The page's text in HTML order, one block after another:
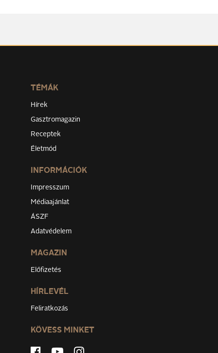
TÉMÁK
Hírek
Gasztromagazin
Receptek
Életmód
INFORMÁCIÓK
Impresszum
Médiaajánlat
ÁSZF
Adatvédelem
MAGAZIN
Előfizetés
HÍRLEVÉL
Feliratkozás
KÖVESS MINKET